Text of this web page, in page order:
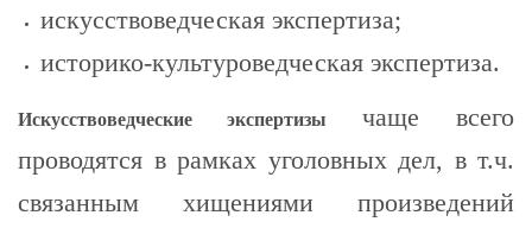
искусствоведческая экспертиза;
историко-культуроведческая экспертиза.
Искусствоведческие экспертизы
чаще всего
проводятся в рамках уголовных дел, в т.ч.
связанным хищениями произведений